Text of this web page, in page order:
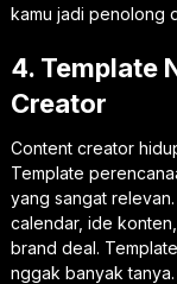
kamu jadi penolong
4. Template
Creator
Content creator
Template
yang sangat
calendar, ide
brand deal.
nggak banyak